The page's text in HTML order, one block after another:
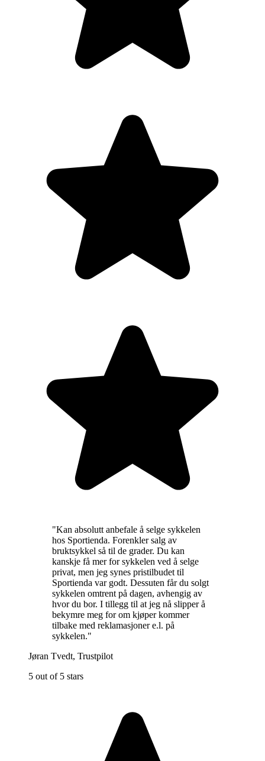
"Kan absolutt anbefale å selge sykkelen
hos Sportienda. Forenkler salg av
bruktsykkel så til de grader. Du kan
kanskje få mer for sykkelen ved å selge
privat, men jeg synes pristilbudet til
Sportienda var godt. Dessuten får du solgt
sykkelen omtrent på dagen, avhengig av
hvor du bor. I tillegg til at jeg nå slipper å
bekymre meg for om kjøper kommer
tilbake med reklamasjoner e.l. på
sykkelen."
Jøran Tvedt, Trustpilot
5 out of 5 stars